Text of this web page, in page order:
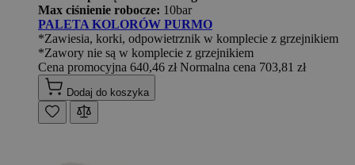
Max ciśnienie robocze: 10bar
PALETA KOLORÓW PURMO
*Zawiesia, korki, odpowietrznik w komplecie z grzejnikiem
*Zawory nie są w komplecie z grzejnikiem
Cena promocyjna 640,46 zł Normalna cena 703,81 zł
Dodaj do koszyka